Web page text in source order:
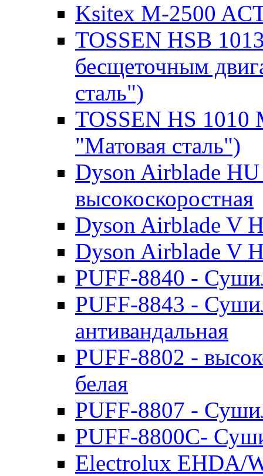
Ksitex M-2500
TOSSEN HSB
бесщеточным
сталь")
TOSSEN HS 1010
"Матовая сталь")
Dyson Airblade
высокоскоростная
Dyson Airblade V
Dyson Airblade V
PUFF-8840 -
PUFF-8843 -
антивандальная
PUFF-8802 -
белая
PUFF-8807 -
PUFF-8800С-
Electrolux EHDA/